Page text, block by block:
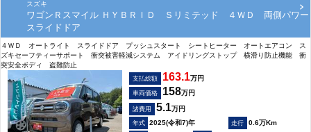
スズキ
ワゴンＲスマイル ＨＹＢＲＩＤ Ｓリミテッド ４ＷＤ 両側パワー
スライドドア
４ＷＤ オートライト スライドドア プッシュスタート シートヒーター オートエアコン ス
ズキセーフティーサポート 衝突被害軽減システム アイドリングストップ 横滑り防止機能 衝
突安全ボディ 盗難防止
支払総額 163.1万円
車両価格 158万円
諸費用 5.1万円
2025(令和7)年
0.6万Km